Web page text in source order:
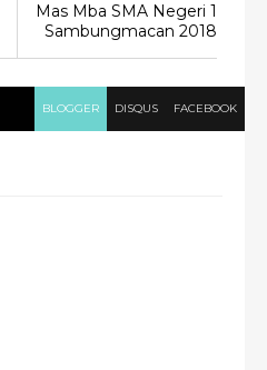
Mas Mba SMA Negeri 1
Sambungmacan 2018
BLOGGER DISQUS FACEBOOK